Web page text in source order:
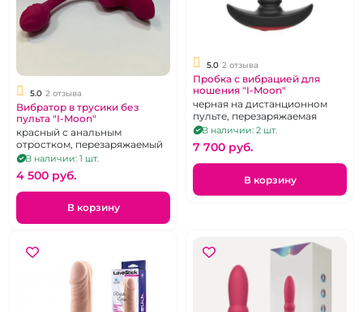
5.0 2 отзыва
Вибратор в трусики без
пульта "I-Moon"
красный с анальным
отростком, перезаряжаемый
В наличии: 1 шт.
4 500 pуб.
В корзину
5.0 2 отзыва
Пробка с вибрацией для
ношения "I-Moon"
черная на дистанционном
пульте, перезаряжаемая
В наличии: 2 шт.
7 700 pуб.
В корзину